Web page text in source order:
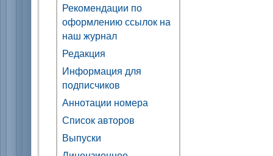
Рекомендации по
оформлению ссылок на
наш журнал
Редакция
Информация для
подписчиков
Аннотации номера
Список авторов
Выпуски